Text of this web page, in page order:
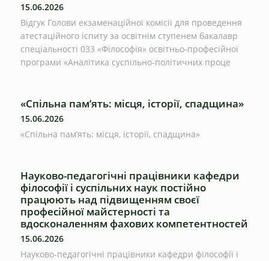
15.06.2026
Відгук Голови екзаменаційної комісії для проведення
атестаційного іспиту за освітнім ступенем бакалавр
спеціальності 033 «Філософія» освітньо-професійної
програми «Аналітика суспільно-політичних проце
«Спільна пам’ять: місця, історії, спадщина»
15.06.2026
«Спільна пам’ять: місця, історії, спадщина»
Науково-педагогічні працівники кафедри
філософії і суспільних наук постійно
працюють над підвищенням своєї
професійної майстерності та
вдосконаленням фахових компетентностей
15.06.2026
Науково-педагогічні працівники кафедри філософії і